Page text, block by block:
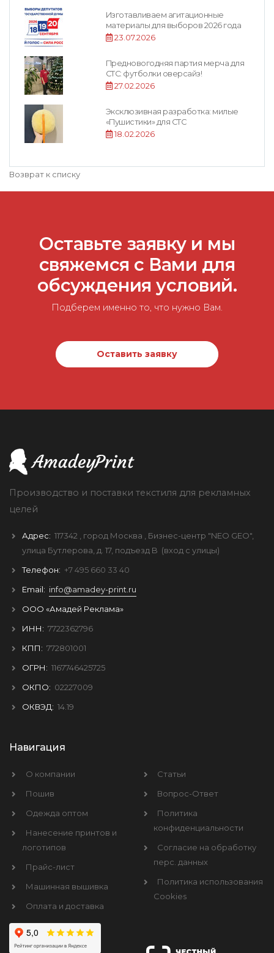
Изготавливаем агитационные
материалы для выборов 2026 года
23.07.2026
Предновогодняя партия мерча для
СТС: футболки оверсайз!
27.02.2026
Эксклюзивная разработка: милые
«Пушистики» для СТС
18.02.2026
Возврат к списку
Оставьте заявку и мы
свяжемся с Вами для
обсуждения условий.
Подберем именно то, что нужно Вам.
Оставить заявку
Производство и поставки текстиля для рекламных
целей
Адрес: 117342 , город Москва , Бизнес-центр "NEO GEO",
улица Бутлерова, д. 17, подъезд B (вход с улицы)
Телефон: +7 495 660 33 40
Email: info@amadey-print.ru
ООО «Амадей Реклама»
ИНН: 7722362796
КПП: 772801001
ОГРН: 1167746425725
ОКПО: 02227009
ОКВЭД: 14.19
Навигация
О компании
Пошив
Одежда оптом
Нанесение принтов и
логотипов
Прайс-лист
Машинная вышивка
Оплата и доставка
Статьи
Вопрос-Ответ
Политика
конфиденциальности
Согласие на обработку
перс. данных
Политика использования
Cookies